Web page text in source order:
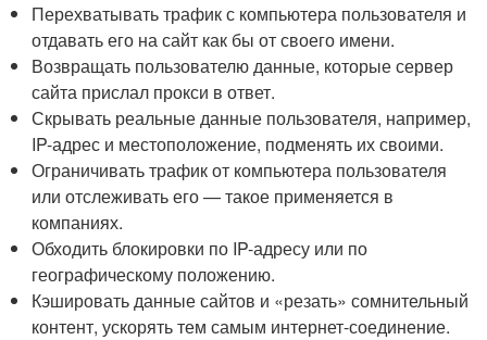
Перехватывать трафик с компьютера пользователя и
отдавать его на сайт как бы от своего имени.
Возвращать пользователю данные, которые сервер
сайта прислал прокси в ответ.
Скрывать реальные данные пользователя, например,
IP-адрес и местоположение, подменять их своими.
Ограничивать трафик от компьютера пользователя
или отслеживать его — такое применяется в
компаниях.
Обходить блокировки по IP-адресу или по
географическому положению.
Кэшировать данные сайтов и «резать» сомнительный
контент, ускорять тем самым интернет-соединение.